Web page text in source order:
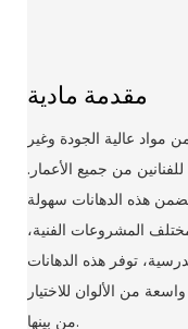
مقدمة مادية
تمبرا المكونة من 12 لونًا من مواد عالية الجودة وغير
من جميع الأعمار.
هذه الدهانات سهولة
المشروعات الفنية،
توفر هذه الدهانات
من الألوان للاختيار
من بينها.